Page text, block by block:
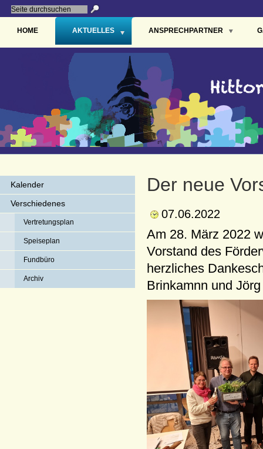
HOME AKTUELLES ANSPRECHPARTNER
Kalender
Verschiedenes
Vertretungsplan
Speiseplan
Fundbüro
Archiv
Der neue
07.06.2022
Am 28. März 2022
Vorstand des
herzliches
Brinkamnn und